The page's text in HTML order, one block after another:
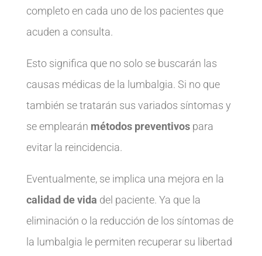
completo en cada uno de los pacientes que
acuden a consulta.
Esto significa que no solo se buscarán las
causas médicas de la lumbalgia. Si no que
también se tratarán sus variados síntomas y
se emplearán métodos preventivospara
evitar la reincidencia.
Eventualmente, se implica una mejora en la
calidad de vida del paciente. Ya que la
eliminación o la reducción de los síntomas de
la lumbalgia le permiten recuperar su libertad